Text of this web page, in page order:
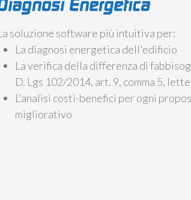
soluzione software più intuitiva per:
La diagnosi energetica dell'edificio
La verifica della differenza di
D. Lgs 102/2014, art. 9, comma 5,
L'analisi costi-benefici per ogni
migliorativo